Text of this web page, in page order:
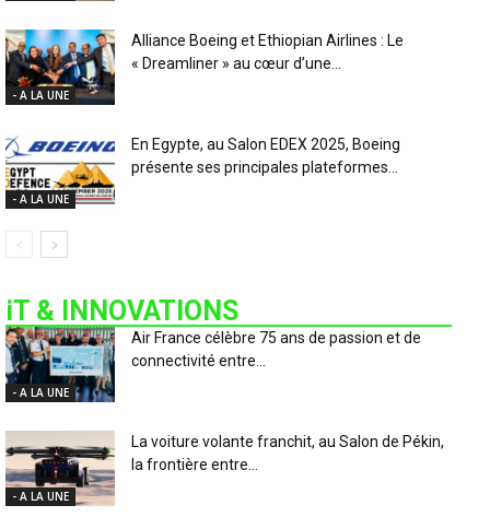
- A LA UNE
Alliance Boeing et Ethiopian Airlines : Le
« Dreamliner » au cœur d’une...
- A LA UNE
En Egypte, au Salon EDEX 2025, Boeing
présente ses principales plateformes...
iT & INNOVATIONS
- A LA UNE
Air France célèbre 75 ans de passion et de
connectivité entre...
- A LA UNE
La voiture volante franchit, au Salon de Pékin,
la frontière entre...